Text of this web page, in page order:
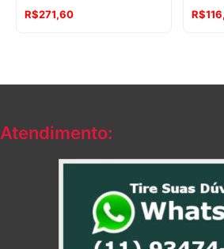
R$271,60
R$
Atendimento: